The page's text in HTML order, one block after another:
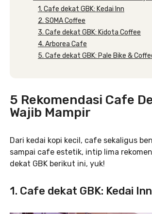
1. Cafe dekat GBK: Kedai Inn
2. SOMA Coffee
3. Cafe dekat GBK: Kidota Coffee
4. Arborea Cafe
5. Cafe dekat GBK: Pale Bike &
5 Rekomendasi Cafe
Wajib Mampir
Dari kedai kopi kecil, cafe sekaligus
sampai cafe estetik, intip lima
dekat GBK berikut ini, yuk!
1. Cafe dekat GBK: Kedai Inn